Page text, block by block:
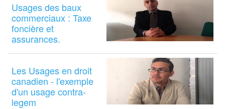
Usages des baux
commerciaux : Taxe
foncière et
assurances.
Les Usages en droit
canadien - l'exemple
d'un usage contra-
legem